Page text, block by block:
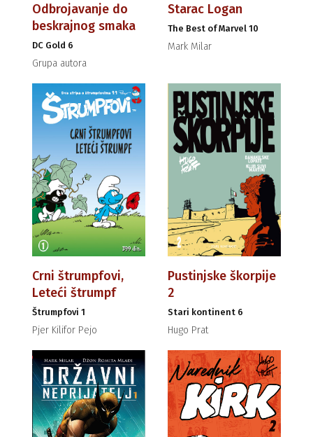
Odbrojavanje do
beskrajnog smaka
DC Gold 6
Grupa autora
Starac Logan
The Best of Marvel 10
Mark Milar
Crni štrumpfovi,
Leteći štrumpf
Štrumpfovi 1
Pjer Kilifor Pejo
Pustinjske škorpije
2
Stari kontinent 6
Hugo Prat